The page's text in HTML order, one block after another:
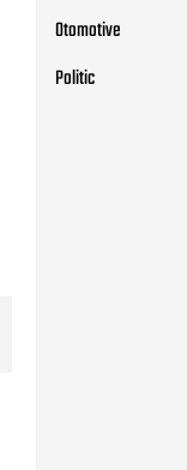
Otomotive
Politic